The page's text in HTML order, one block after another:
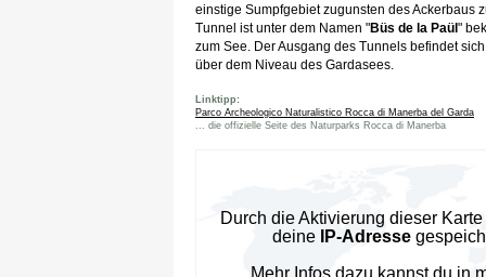
einstige Sumpfgebiet zugunsten des Ackerbaus
Tunnel ist unter dem Namen "Büs de la Paül"
zum See. Der Ausgang des Tunnels befindet
über dem Niveau des Gardasees.
Linktipp:
Parco Archeologico Naturalistico Rocca di Manerba del Garda
... die offizielle Seite des Naturparks Rocca di Manerba
Durch die Aktivierung dieser
deine
IP-Adresse
Mehr Infos dazu kannst du in